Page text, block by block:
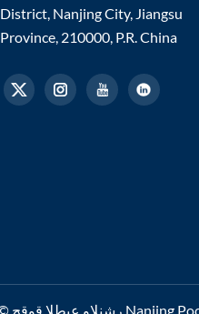
District, Nanjing City, Jiangsu
Province, 210000, P.R. China